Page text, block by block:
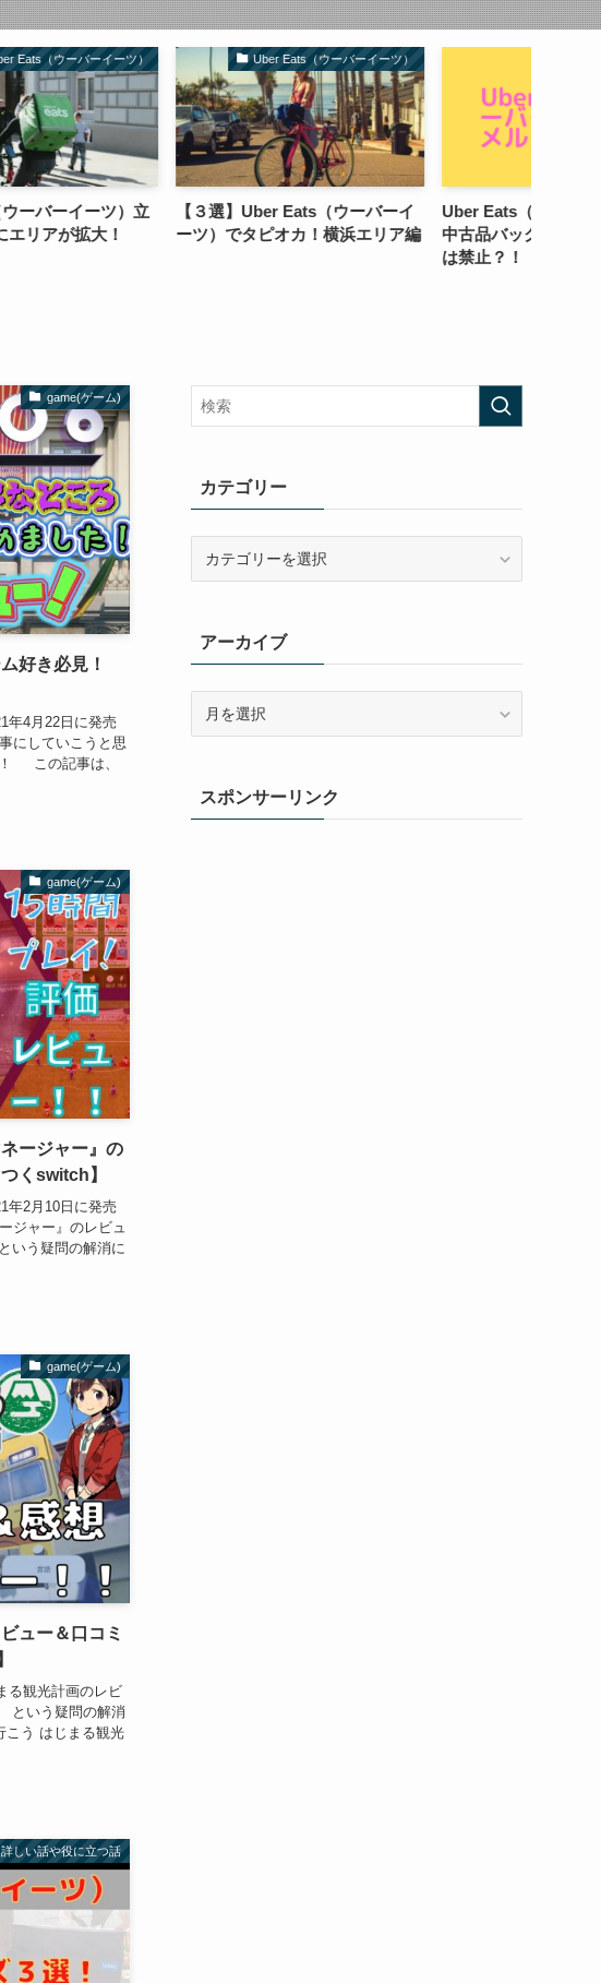
Uber Eats（ウーバーイーツ）
【３選】Uber Eats（ウーバーイ
ーツ）でタピオカ！横浜エリア編
詳しい話や役に立つ話
Uber Eats（ウーバーイーツ）の
中古品バッグをメルカリに売るの
game(ゲーム)
好き必見！
4月22日に発売
にしていこうと思
この記事は、
game(ゲーム)
ージャー』の
くswitch】
2月10日に発売
ジャー』のレビュ
いう疑問の解消に
game(ゲーム)
ュー＆口コミ
る観光計画のレビ
という疑問の解消
う はじまる観光
詳しい話や役に立つ話
カテゴリー
ーアーカイブ
ブスポンサーリンク